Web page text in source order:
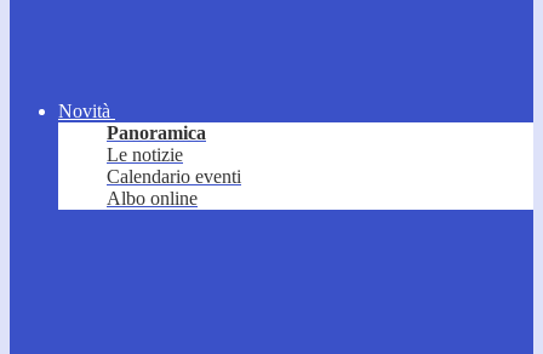
Novità
Panoramica
Le notizie
Calendario eventi
Albo online